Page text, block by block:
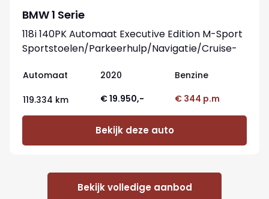
BMW 1 Serie
118i 140PK Automaat Executive Edition M-Sport
Sportstoelen/Parkeerhulp/Navigatie/Cruise-
Automaat 2020 Benzine
119.334 km € 19.950,- € 344 p.m
Bekijk deze auto
Bekijk volledige aanbod